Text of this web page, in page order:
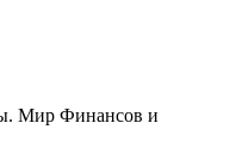
Мир Финансов и